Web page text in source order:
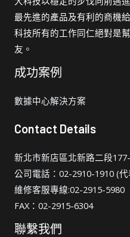
最先進的產品及有利的商機
科技所有的工作同仁絕對是
友。
成功案例
數據中心解決方案
Contact Details
新北市新店區北新路二段
公司電話：02-2910-1910 (
維修客服專線:02-2915-5980
FAX：02-2915-6304
聯繫我們